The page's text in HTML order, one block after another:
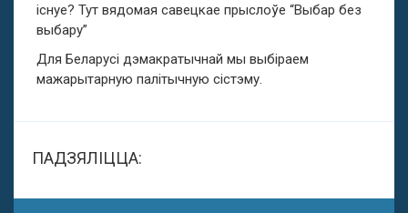
існуе? Тут вядомая савецкае прыслоўе “Выбар без
выбару”
Для Беларусі дэмакратычнай мы выбіраем
мажарытарную палітычную сістэму.
ПАДЗЯЛІЦЦА: